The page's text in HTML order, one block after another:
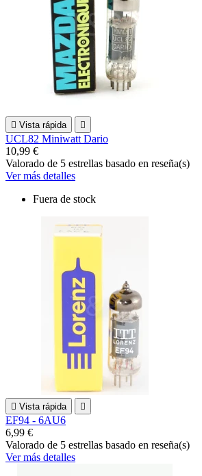
 Vista rápida 
UCL82 Miniwatt Dario
10,99 €
Valorado de 5 estrellas basado en reseña(s)
Ver más detalles
Fuera de stock
 Vista rápida 
EF94 - 6AU6
6,99 €
Valorado de 5 estrellas basado en reseña(s)
Ver más detalles